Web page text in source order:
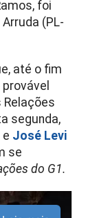
foi
(PL-
até o fim
segunda,
e José Levi
se
do G1.